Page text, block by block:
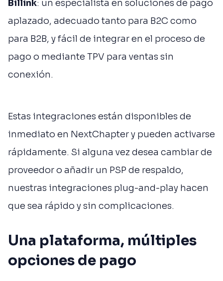
Billink: un especialista en soluciones de pago
aplazado, adecuado tanto para B2C como
para B2B, y fácil de integrar en el proceso de
pago o mediante TPV para ventas sin
conexión.
Estas integraciones están disponibles de
inmediato en NextChapter y pueden activarse
rápidamente. Si alguna vez desea cambiar de
proveedor o añadir un PSP de respaldo,
nuestras integraciones plug-and-play hacen
que sea rápido y sin complicaciones.
Una plataforma, múltiples
opciones de pago